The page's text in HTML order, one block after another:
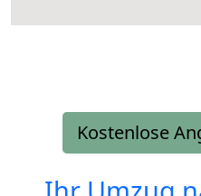
Kostenlose